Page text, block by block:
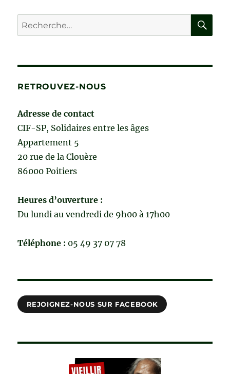
Recherche
pour :
RETROUVEZ-NOUS
Adresse de contact
CIF-SP, Solidaires entre les âges
Appartement 5
20 rue de la Clouère
86000 Poitiers
Heures d’ouverture :
Du lundi au vendredi de 9h00 à 17h00
Téléphone : 05 49 37 07 78
REJOIGNEZ-NOUS SUR FACEBOOK